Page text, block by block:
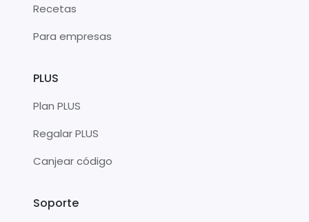
Recetas
Para empresas
PLUS
Plan PLUS
Regalar PLUS
Canjear código
Soporte